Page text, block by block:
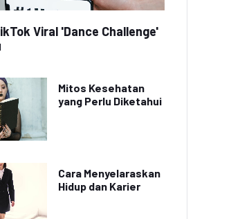
Viral 'Dance Challenge'
Mitos Kesehatan
yang Perlu Diketahui
Cara Menyelaraskan
Hidup dan Karier